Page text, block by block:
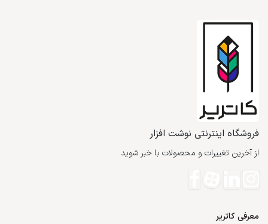
فروشگاه اینترنتی نوشت افزار
از آخرین تغییرات و محصولات با خبر شوید
معرفی کاتریر